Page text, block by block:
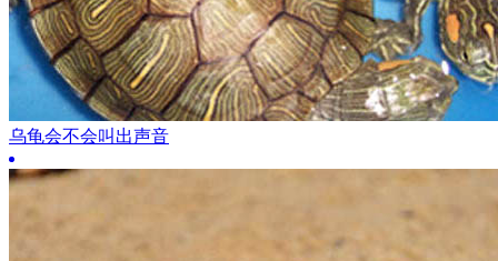
乌龟会不会叫出声音